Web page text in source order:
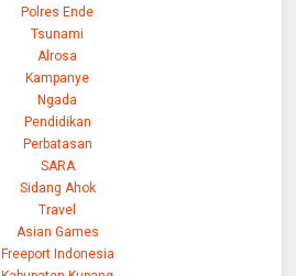
Polres Ende
Tsunami
Alrosa
Kampanye
Ngada
Pendidikan
Perbatasan
SARA
Sidang Ahok
Travel
Asian Games
Freeport Indonesia